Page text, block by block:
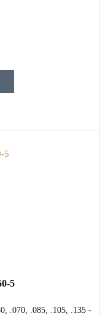
5
.070, .085, .105, .135 -